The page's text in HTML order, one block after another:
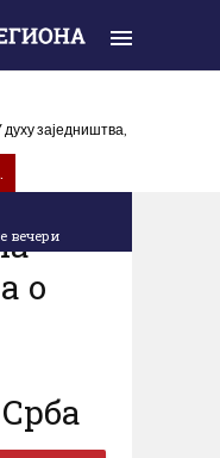
заједништва,
вечери
о